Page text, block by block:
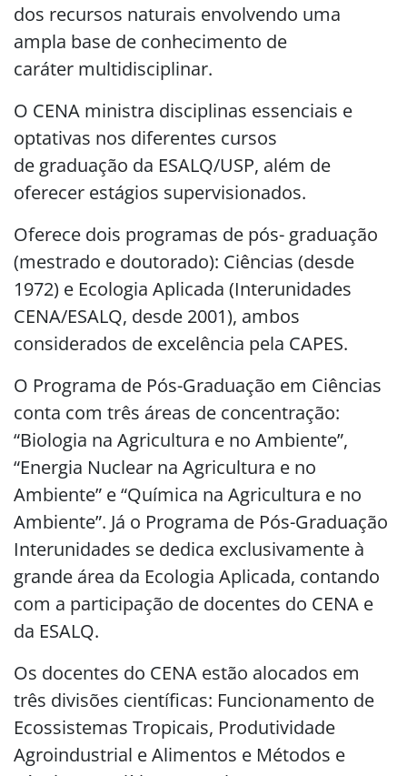
dos recursos naturais envolvendo uma
ampla base de conhecimento de
caráter multidisciplinar.
O CENA ministra disciplinas essenciais e
optativas nos diferentes cursos
de graduação da ESALQ/USP, além de
oferecer estágios supervisionados.
Oferece dois programas de pós- graduação
(mestrado e doutorado): Ciências (desde
1972) e Ecologia Aplicada (Interunidades
CENA/ESALQ, desde 2001), ambos
considerados de excelência pela CAPES.
O Programa de Pós-Graduação em Ciências
conta com três áreas de concentração:
“Biologia na Agricultura e no Ambiente”,
“Energia Nuclear na Agricultura e no
Ambiente” e “Química na Agricultura e no
Ambiente”. Já o Programa de Pós-Graduação
Interunidades se dedica exclusivamente à
grande área da Ecologia Aplicada, contando
com a participação de docentes do CENA e
da ESALQ.
Os docentes do CENA estão alocados em
três divisões científicas: Funcionamento de
Ecossistemas Tropicais, Produtividade
Agroindustrial e Alimentos e Métodos e